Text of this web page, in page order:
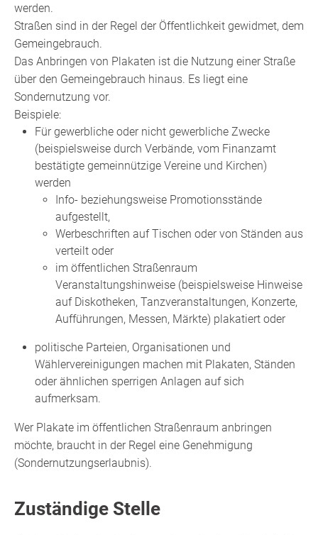
werden.
Straßen sind in der Regel der Öffentlichkeit gewidmet, dem
Gemeingebrauch.
Das Anbringen von Plakaten ist die Nutzung einer Straße
über den Gemeingebrauch hinaus. Es liegt eine
Sondernutzung vor.
Beispiele:
Für gewerbliche oder nicht gewerbliche Zwecke
(beispielsweise durch Verbände, vom Finanzamt
bestätigte gemeinnützige Vereine und Kirchen)
werden
Info- beziehungsweise Promotionsstände
aufgestellt,
Werbeschriften auf Tischen oder von Ständen aus
verteilt oder
im öffentlichen Straßenraum
Veranstaltungshinweise (beispielsweise Hinweise
auf Diskotheken, Tanzveranstaltungen, Konzerte,
Aufführungen, Messen, Märkte) plakatiert oder
politische Parteien, Organisationen und
Wählervereinigungen machen mit Plakaten, Ständen
oder ähnlichen sperrigen Anlagen auf sich
aufmerksam.
Wer Plakate im öffentlichen Straßenraum anbringen
möchte, braucht in der Regel eine Genehmigung
(Sondernutzungserlaubnis).
Zuständige Stelle